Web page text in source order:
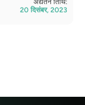
अद्यतन तिथि:
20 दिसंबर, 2023